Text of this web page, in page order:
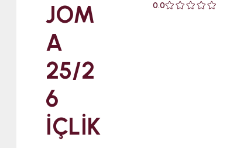
JOM
A
25/2
6
İÇLİK
0.0